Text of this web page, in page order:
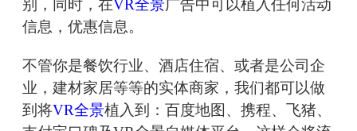
别，同时，在VR全景广告中可以植入任何活动
信息，优惠信息。
不管你是餐饮行业、酒店住宿、或者是公司企
业，建材家居等等的实体商家，我们都可以做
到将VR全景植入到：百度地图、携程、飞猪、